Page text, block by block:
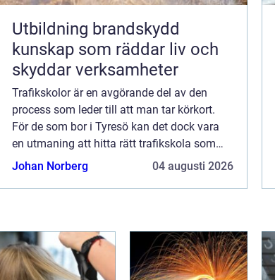
Utbildning brandskydd
kunskap som räddar liv och
skyddar verksamheter
Trafikskolor är en avgörande del av den
process som leder till att man tar körkort.
För de som bor i Tyresö kan det dock vara
en utmaning att hitta rätt trafikskola som
passar deras behov. I denna artikel kommer
Johan Norberg 04 augusti 2026